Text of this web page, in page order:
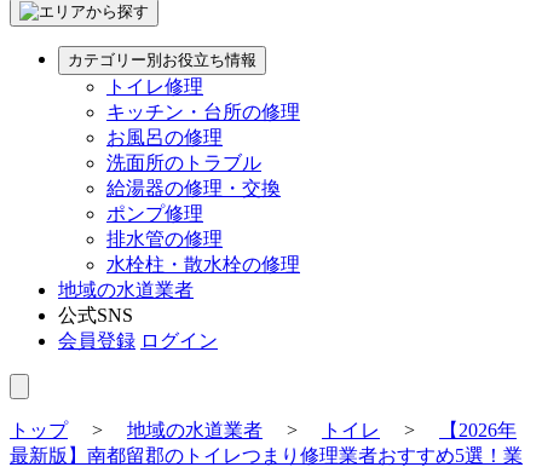
カテゴリー別お役立ち情報
トイレ修理
キッチン・台所の修理
お風呂の修理
洗面所のトラブル
給湯器の修理・交換
ポンプ修理
排水管の修理
水栓柱・散水栓の修理
地域の水道業者
公式SNS
会員登録 ログイン
トップ> 地域の水道業者 > トイレ >
【2026年
最新版】南都留郡のトイレつまり修理業者おすすめ5選！業